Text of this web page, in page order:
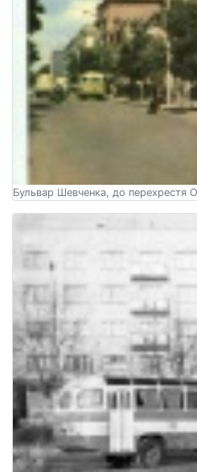
Бульвар Шевченка, до перехрестя